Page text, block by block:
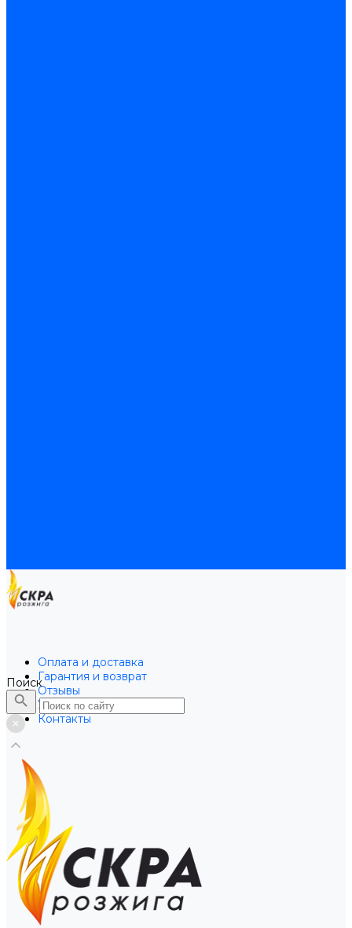
Оплата и доставка
Гарантия и возврат
Отзывы
Услуги
Контакты
Поиск